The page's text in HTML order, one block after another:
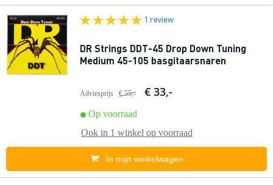
1 review
DR Strings DDT-45 Drop Down Tuning
Medium 45-105 basgitaarsnaren
Adviesprijs € 55,- € 33,-
Op voorraad
Ook in 1 winkel op voorraad
In mijn winkelwagen